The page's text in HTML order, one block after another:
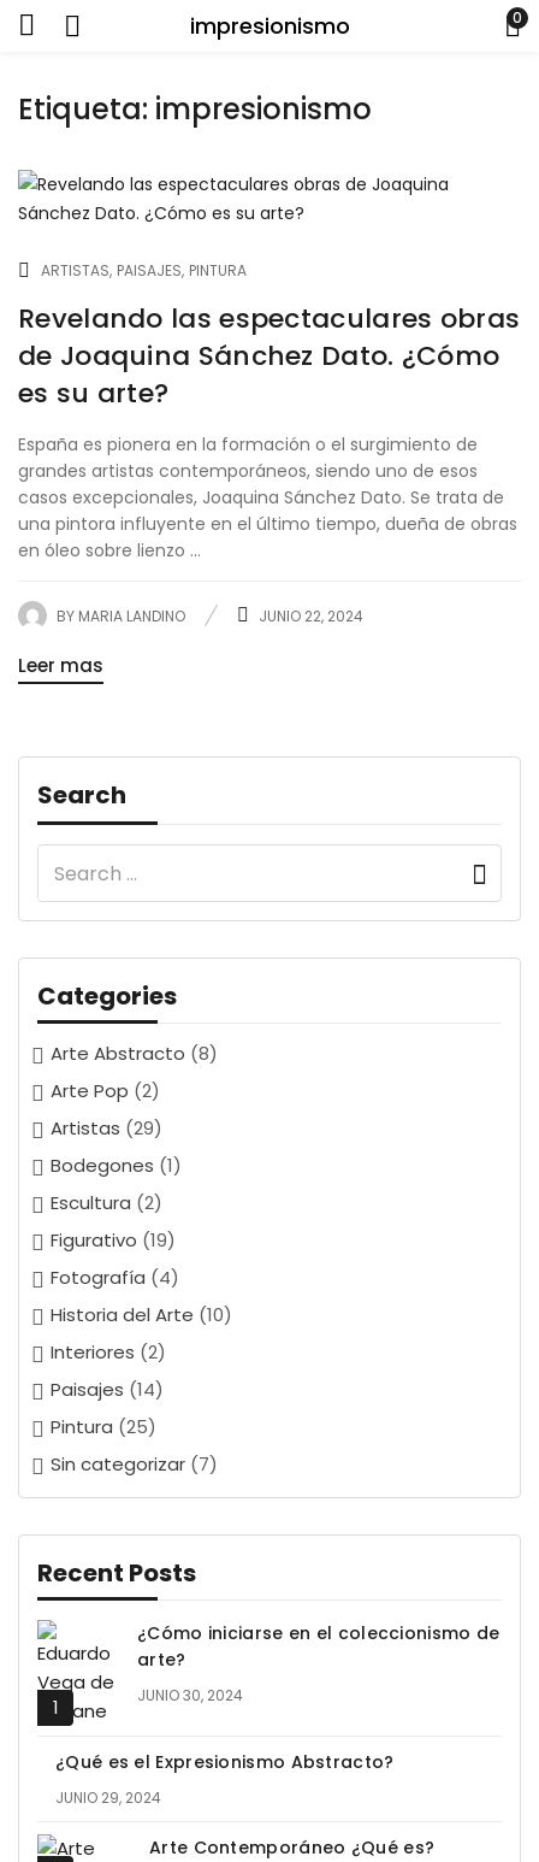
impresionismo 0
Etiqueta: impresionismo
Search
Categories
Arte Abstracto (8)
Arte Pop (2)
Artistas (29)
Bodegones (1)
Escultura (2)
Figurativo (19)
Fotografía (4)
Historia del Arte (10)
Interiores (2)
Paisajes (14)
Pintura (25)
Sin categorizar (7)
Recent Posts
¿Cómo iniciarse en el coleccionismo de
arte?
JUNIO 30, 2024
¿Qué es el Expresionismo Abstracto?
JUNIO 29, 2024
Arte Contemporáneo ¿Qué es?
ARTISTAS PAISAJES PINTURA
Revelando las espectaculares obras
de Joaquina Sánchez Dato. ¿Cómo
es su arte?
España es pionera en la formación o el surgimiento de
grandes artistas contemporáneos, siendo uno de esos
casos excepcionales, Joaquina Sánchez Dato. Se trata de
una pintora influyente en el último tiempo, dueña de obras
en óleo sobre lienzo ...
BY MARIA LANDINO JUNIO 22, 2024
Leer mas